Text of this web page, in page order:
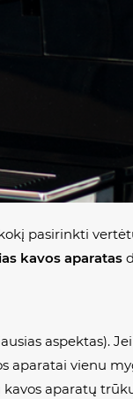
pasirinkti
kavos aparatas
aspektas).
aparatai vienu
aparatų